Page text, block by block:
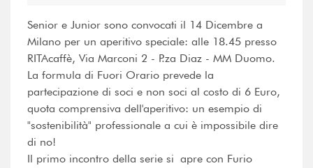
Senior e Junior sono convocati il 14 Dicembre a
Milano per un aperitivo speciale: alle 18.45 presso
RITAcaffè, Via Marconi 2 - P.za Diaz - MM Duomo.
La formula di Fuori Orario prevede la
partecipazione di soci e non soci al costo di 6 Euro,
quota comprensiva dell'aperitivo: un esempio di
"sostenibilità" professionale a cui è impossibile dire
di no!
Il primo incontro della serie si apre con Furio